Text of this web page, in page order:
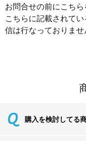
お問合せの前にこちら
こちらに記載されて
信は行なっておりませ
購入を検討してる